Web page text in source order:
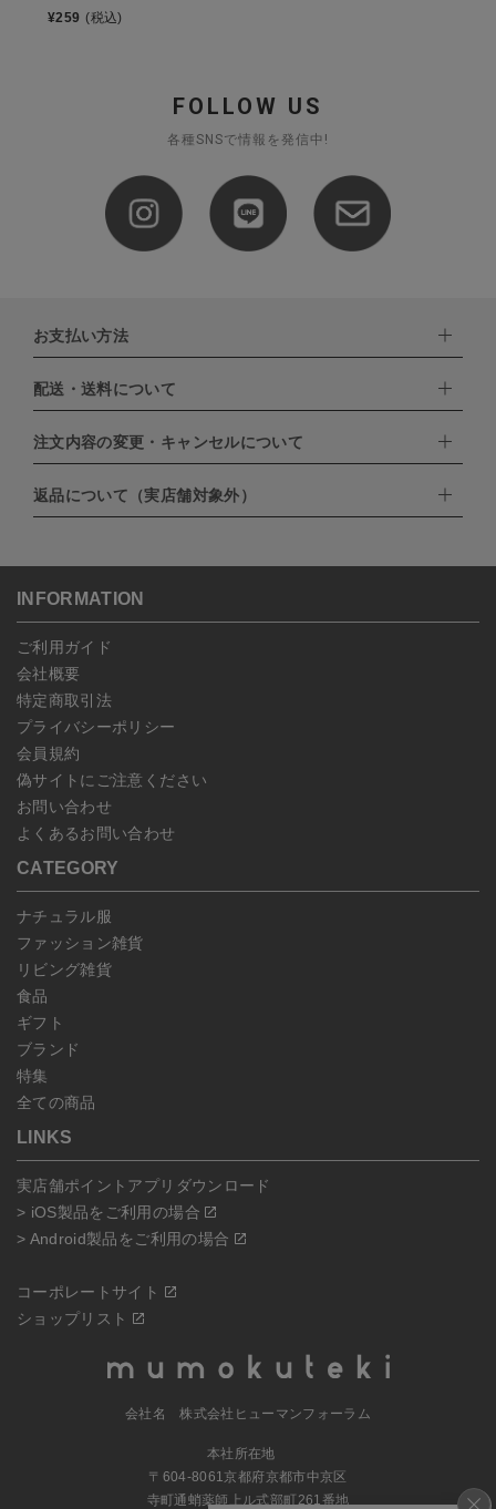
¥259 (税込)
FOLLOW US
各種SNSで情報を発信中!
お支払い方法
下記お支払い方法よりお選びいただけます。
・クレジットカード（VISA,mastercard,JCB,AMERICAN
EXPRESS,Diners Club）
・PayPay
・NP後払い
配送・送料について
配達業者：日本郵便
北海道：1,400円
沖縄：1,400円
注文内容の変更・キャンセルについて
ご注文日当日から翌日のAM9:00までにご連絡頂いた場合はキャン
セルは可能です。
ンセルしていただいた後、ご希望の商品のみ再度ご注文お願いしま
予約商品など一部キャンセルが出来ない場合がございます。あらか
じめご了承ください。
返品について（実店舗対象外）
こちらよりご依頼ください。
INFORMATION
ご利用ガイド
会社概要
特定商取引法
プライバシーポリシー
会員規約
偽サイトにご注意ください
お問い合わせ
よくあるお問い合わせ
CATEGORY
ナチュラル服
ファッション雑貨
リビング雑貨
食品
ギフト
ブランド
特集
全ての商品
LINKS
実店舗ポイントアプリダウンロード
> iOS製品をご利用の場合
> Android製品をご利用の場合
コーポレートサイト
ショップリスト
会社名 株式会社ヒューマンフォーラム
本社所在地
〒604-8061京都府京都市中京区
寺町通蛸薬師上ル式部町261番地